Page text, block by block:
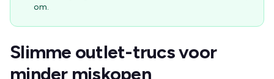
om.
Slimme outlet-trucs voor
minder miskopen